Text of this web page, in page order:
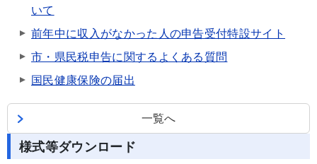
いて
前年中に収入がなかった人の申告受付特設サイト
市・県民税申告に関するよくある質問
国民健康保険の届出
一覧へ
様式等ダウンロード